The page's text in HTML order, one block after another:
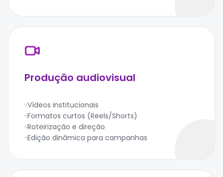
Produção audiovisual
Vídeos institucionais
Formatos curtos (Reels/Shorts)
Roteirização e direção
Edição dinâmica para campanhas